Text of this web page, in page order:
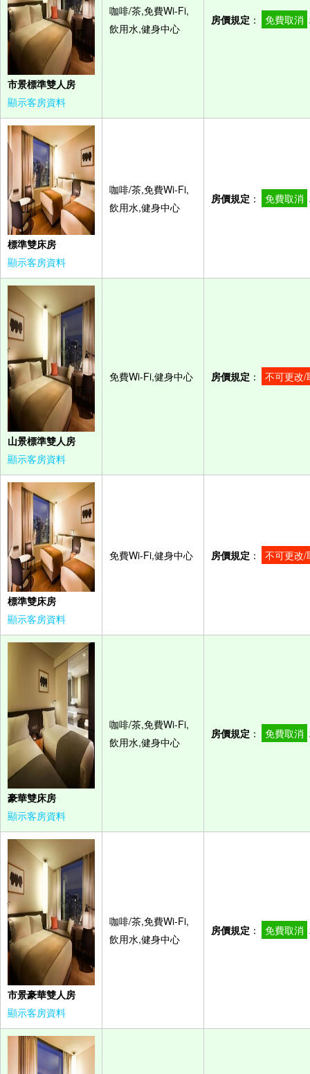
市景標準雙人房
顯示客房資料
咖啡/茶,免費Wi-Fi,
飲用水,健身中心
房價規定 ： 免費取消
標準雙床房
顯示客房資料
咖啡/茶,免費Wi-Fi,
飲用水,健身中心
房價規定 ： 免費取消
山景標準雙人房
顯示客房資料
免費Wi-Fi,健身中心 房價規定 ： 不可更改/
標準雙床房
顯示客房資料
免費Wi-Fi,健身中心 房價規定 ： 不可更改/
豪華雙床房
顯示客房資料
咖啡/茶,免費Wi-Fi,
飲用水,健身中心
房價規定 ： 免費取消
市景豪華雙人房
顯示客房資料
咖啡/茶,免費Wi-Fi,
飲用水,健身中心
房價規定 ： 免費取消